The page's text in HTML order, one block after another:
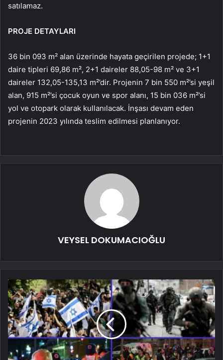
satılamaz.
PROJE DETAYLARI
36 bin 093 m² alan üzerinde hayata geçirilen projede; 1+1
daire tipleri 69,86 m², 2+1 daireler 88,05-98 m² ve ​​3+1
daireler 132,05-135,13 m²’dir. Projenin 7 bin 550 m²’si yeşil
alan, 915 m²’si çocuk oyun ve spor alanı, 15 bin 036 m²’si
yol ve otopark olarak kullanılacak. İnşası devam eden
projenin 2023 yılında teslim edilmesi planlanıyor.
VEYSEL DOKUMACIOĞLU